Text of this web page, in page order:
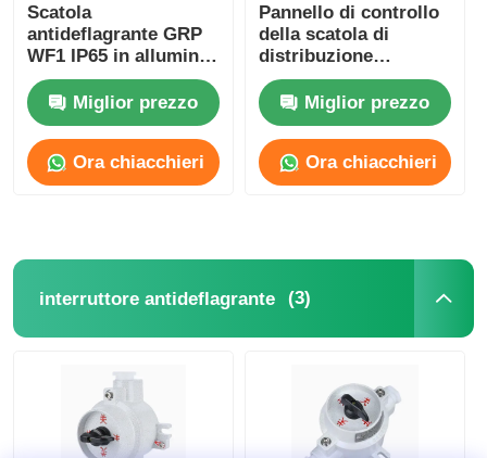
Scatola
antideflagrante GRP
WF1 IP65 in alluminio
pressofuso
Miglior prezzo
Ora chiacchieri
Pannello di controllo
della scatola di
distribuzione
antideflagrante IP65
resistente alla
corrosione
Miglior prezzo
Ora chiacchieri
interruttore antideflagrante (3)